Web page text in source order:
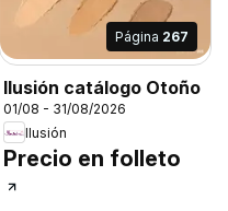
Página 267
Ilusión catálogo Otoño
01/08 - 31/08/2026
Ilusión
Precio en folleto